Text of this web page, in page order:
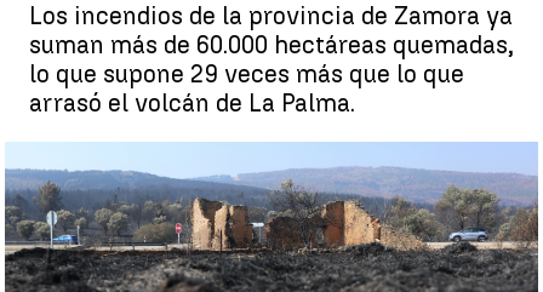
Los incendios de la provincia de Zamora ya
suman más de 60.000 hectáreas quemadas,
lo que supone 29 veces más que lo que
arrasó el volcán de La Palma.
Las hectáreas calcinadas por el incendio de Zamora son 29
veces más que las que arrasó el volcán de La Palma | EFE